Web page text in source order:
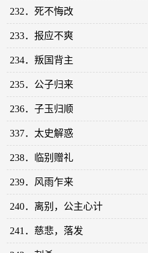
232．死不悔改
233．报应不爽
234．叛国背主
235．公子归来
236．子玉归顺
337．太史解惑
238．临别赠礼
239．风雨乍来
240．离别，公主心计
241．慈悲，落发